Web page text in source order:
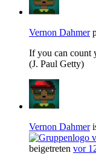
Vernon Dahmer
If you can count
(J. Paul Getty)
Vernon Dahmer
beigetreten vor